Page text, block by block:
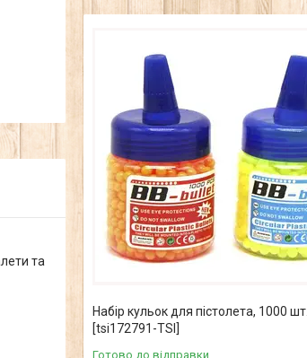
Набір кульок для пістолета, 1000 шт.
[tsi172791-TSI]
Готово до відправки
та